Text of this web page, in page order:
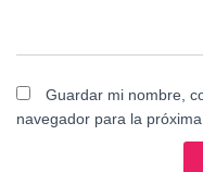
Guardar mi nombre,
navegador para la